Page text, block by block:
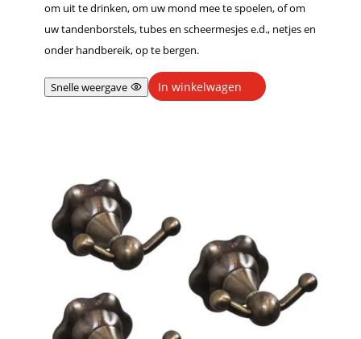
om uit te drinken, om uw mond mee te spoelen, of om
uw tandenborstels, tubes en scheermesjes e.d., netjes en
onder handbereik, op te bergen.
Snelle weergave In winkelwagen